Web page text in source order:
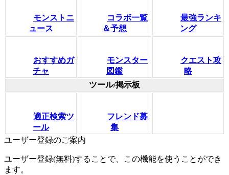
モンストニ
ュース
コラボ一覧
＆予想
最強ランキ
ング
おすすめガ
チャ
モンスター
図鑑
クエスト攻
略
ツール/掲示板
適正検索ツ
ール
フレンド募
集
ユーザー登録のご案内
ユーザー登録(無料)することで、この機能を使うことができ
ます。